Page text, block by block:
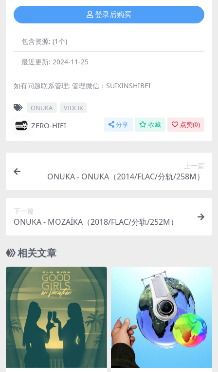
登录后购买
包含资源: (1个)
最近更新: 2024-11-25
如有问题联系管理; 管理微信：SUIXINSHIBEI
ONUKA VIDLIK
ZERO-HIFI 分享 收藏 点赞(0)
上一篇
ONUKA - ONUKA（2014/FLAC/分轨/258M）
下一篇
ONUKA - MOZAÏKA（2018/FLAC/分轨/252M）
相关文章